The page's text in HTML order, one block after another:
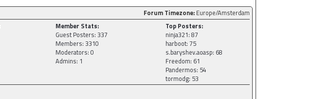
Forum Timezone: Europe/Amsterdam
Top Posters:
ninja321: 87
harboot: 75
s.baryshev.aoasp: 68
Freedom: 61
Pandermos: 54
tormodg: 53
Member Stats:
Guest Posters: 337
Members: 3310
Moderators: 0
Admins: 1